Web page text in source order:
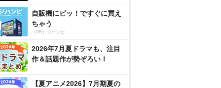
自販機にピッ！ですぐに買え
ちゃう
（PR）ジハンピ
2026年7月夏ドラマも、注目
作＆話題作が勢ぞろい！
【夏アニメ2026】7月期夏の